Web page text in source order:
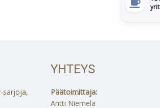
sarjoja,
YHTEYS
Päätoimittaja:
Antti Niemelä